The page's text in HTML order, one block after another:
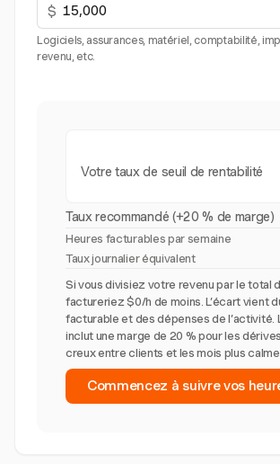
$
Logiciels, assurances, matériel, comptabilité,
revenu, etc.
Votre taux de seuil de rentabilité
Taux recommandé (+20 % de marge)
Heures facturables par semaine
Taux journalier équivalent
Si vous divisiez votre revenu par le total
factureriez $0/h de moins. L’écart vient
facturable et des dépenses de l’activité.
inclut une marge de 20 % pour les
creux entre clients et les mois plus
Commencez à suivre vos